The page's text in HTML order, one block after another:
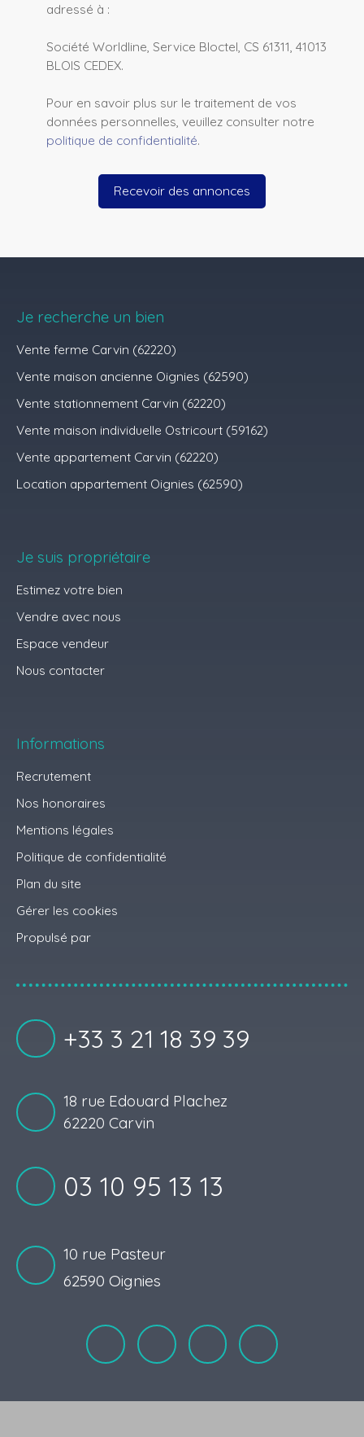
adressé à :
Société Worldline, Service Bloctel, CS 61311, 41013
BLOIS CEDEX.
Pour en savoir plus sur le traitement de vos
données personnelles, veuillez consulter notre
politique de confidentialité.
Recevoir des annonces
Je recherche un bien
Vente ferme Carvin (62220)
Vente maison ancienne Oignies (62590)
Vente stationnement Carvin (62220)
Vente maison individuelle Ostricourt (59162)
Vente appartement Carvin (62220)
Location appartement Oignies (62590)
Je suis propriétaire
Estimez votre bien
Vendre avec nous
Espace vendeur
Nous contacter
Informations
Recrutement
Nos honoraires
Mentions légales
Politique de confidentialité
Plan du site
Gérer les cookies
Propulsé par
+33 3 21 18 39 39
18 rue Edouard Plachez
62220 Carvin
03 10 95 13 13
10 rue Pasteur
62590 Oignies